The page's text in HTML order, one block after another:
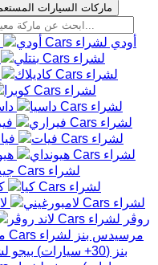
ماركات السيارات
أودي
روڤر
مرسيدس بنز
بنز (
30+ سيارات) بيجو